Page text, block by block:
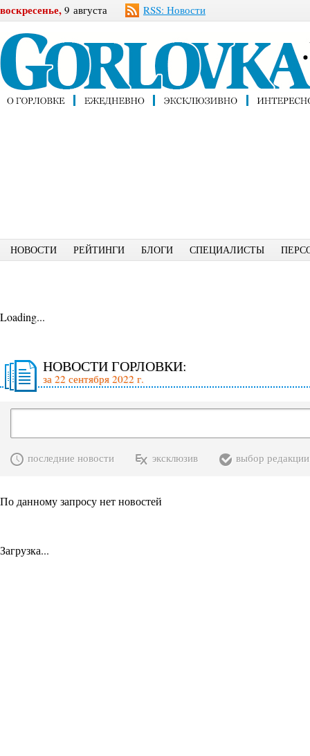
воскресенье, 9 августа RSS: Новости
НОВОСТИ РЕЙТИНГИ БЛОГИ СПЕЦИАЛИСТЫ
Loading...
НОВОСТИ ГОРЛОВКИ:
за 22 сентября 2022 г.
последние новости эксклюзив выбор редакции
По данному запросу нет новостей
Загрузка...